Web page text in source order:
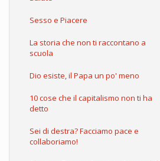
Sesso e Piacere
La storia che non ti raccontano a
scuola
Dio esiste, il Papa un po' meno
10 cose che il capitalismo non ti ha
detto
Sei di destra? Facciamo pace e
collaboriamo!